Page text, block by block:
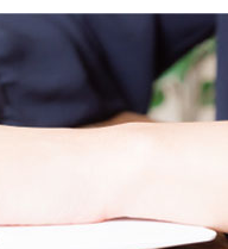
職人・スタッフ
紹介
お問い合わせか
らの流れ
求人情報